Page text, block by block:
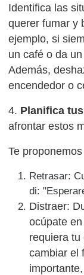
Identifica las
querer fumar y
ejemplo, si
un café o da
Además,
encendedor o
4. Planifica
afrontar estos
Te
Retrasar:
di:
Distraer:
ocúpate
requiera tu
cambiar el